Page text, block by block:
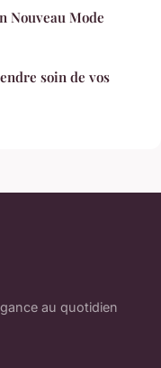
Nouveau Mode
soin de vos
au quotidien